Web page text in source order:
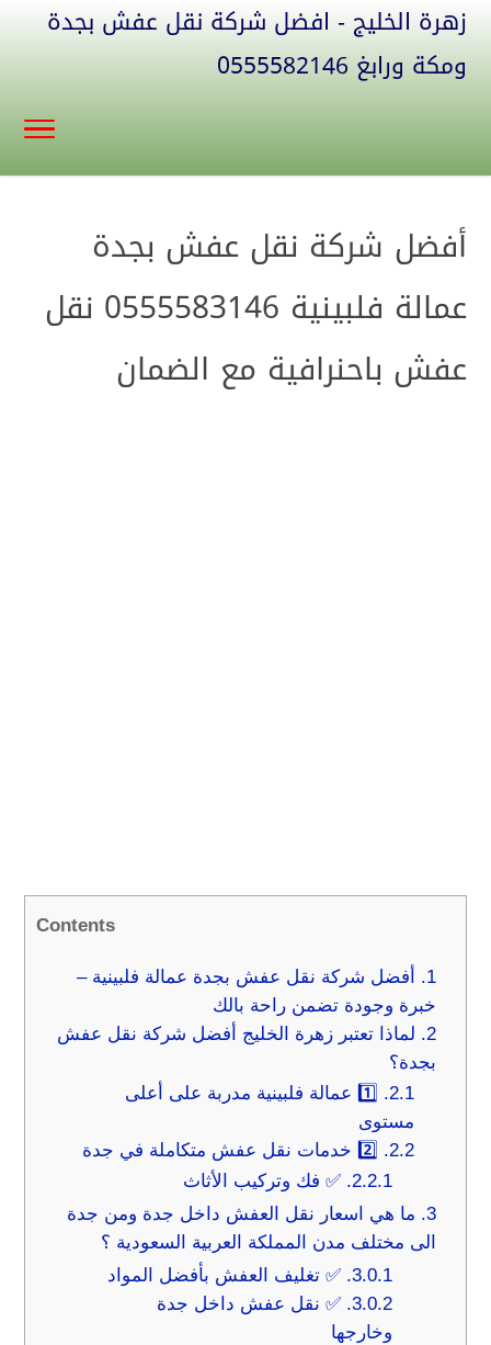
زهرة الخليج - افضل شركة نقل عفش بجدة
ومكة ورابغ 0555582146
أفضل شركة نقل عفش بجدة
عمالة فلبينية 0555583146 نقل
عفش باحنرافية مع الضمان
Contents
1.
أفضل شركة نقل عفش بجدة عمالة فلبينية –
خبرة وجودة تضمن راحة بالك
2. لماذا تعتبر زهرة الخليج أفضل شركة نقل عفش
بجدة؟
2.1.
1️⃣ عمالة فلبينية مدربة على أعلى
مستوى
2.2.
2.2.1. ✅ فك وتركيب الأثاث
3. ما هي اسعار نقل العفش داخل جدة ومن جدة
الى مختلف مدن المملكة العربية السعودية ؟
3.0.1. ✅ تغليف العفش بأفضل المواد
3.0.2. ✅ نقل عفش داخل جدة
وخارجها